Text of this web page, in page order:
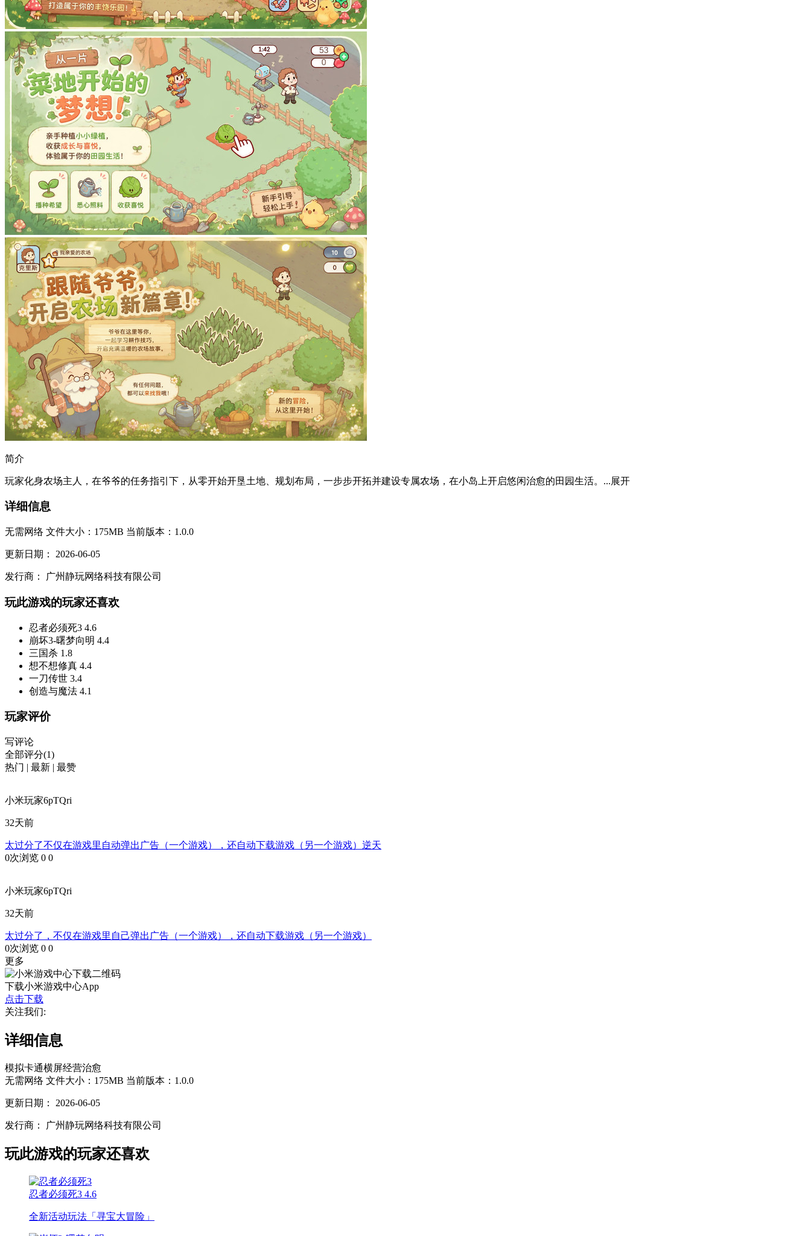
简介
玩家化身农场主人，在爷爷的任务指引下，从零开始开垦土地、规划布局，一步步开拓并建设专属农场，在小岛上开启悠闲治愈的田园生活。...展开
详细信息
无需网络 文件大小：175MB 当前版本：1.0.0
更新日期： 2026-06-05
发行商： 广州静玩网络科技有限公司
玩此游戏的玩家还喜欢
忍者必须死3 4.6
崩坏3-曙梦向明 4.4
三国杀 1.8
想不想修真 4.4
一刀传世 3.4
创造与魔法 4.1
玩家评价
写评论
全部评分(1)
热门 | 最新 | 最赞
小米玩家6pTQri
32天前
太过分了不仅在游戏里自动弹出广告（一个游戏），还自动下载游戏（另一个游戏）逆天
0次浏览 0 0
小米玩家6pTQri
32天前
太过分了，不仅在游戏里自己弹出广告（一个游戏），还自动下载游戏（另一个游戏）
0次浏览 0 0
更多
下载小米游戏中心App
点击下载
关注我们:
详细信息
模拟卡通横屏经营治愈
无需网络 文件大小：175MB 当前版本：1.0.0
更新日期： 2026-06-05
发行商： 广州静玩网络科技有限公司
玩此游戏的玩家还喜欢
忍者必须死3 4.6
全新活动玩法「寻宝大冒险」